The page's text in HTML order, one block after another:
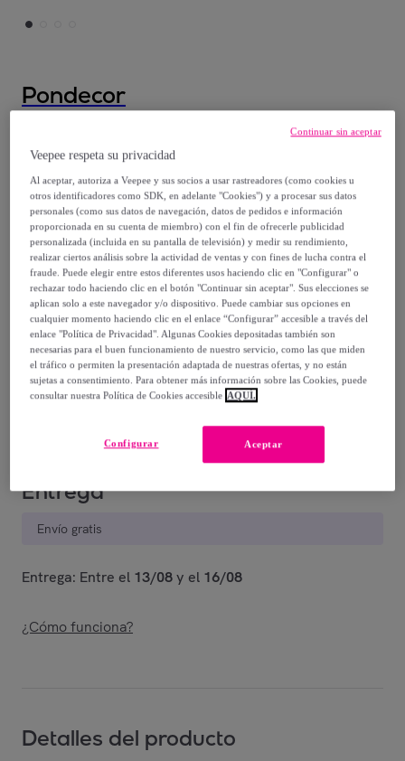
Pondecor
Mesa extensible de comedor – Porcelánico
y negro
Modelo: Mesa extensible de comedor –
Porcelánico y negro
1099,99 €
2294, 50 €
-52%
Vendido porPONDECOR
Último producto
Entrega
Envío gratis
Entrega: Entre el 13/08y el 16/08
¿Cómo funciona?
Detalles del producto
Veepee respeta su privacidad
Al aceptar, autoriza a Veepee y sus socios a usar rastreadores (como cookies u
otros identificadores como SDK, en adelante "Cookies") y a procesar sus datos
personales (como sus datos de navegación, datos de pedidos e información
proporcionada en su cuenta de miembro) con el fin de ofrecerle publicidad
personalizada (incluida en su pantalla de televisión) y medir su rendimiento,
realizar ciertos análisis sobre la actividad de ventas y con fines de lucha contra el
fraude. Puede elegir entre estos diferentes usos haciendo clic en "Configurar" o
rechazar todo haciendo clic en el botón "Continuar sin aceptar". Sus elecciones se
aplican solo a este navegador y/o dispositivo. Puede cambiar sus opciones en
cualquier momento haciendo clic en el enlace “Configurar” accesible a través del
enlace "Política de Privacidad". Algunas Cookies depositadas también son
necesarias para el buen funcionamiento de nuestro servicio, como las que miden
el tráfico o permiten la presentación adaptada de nuestras ofertas, y no están
sujetas a consentimiento. Para obtener más información sobre las Cookies, puede
consultar nuestra Política de Cookies accesible AQUÍ.
Aceptar
Configurar
Continuar sin aceptar